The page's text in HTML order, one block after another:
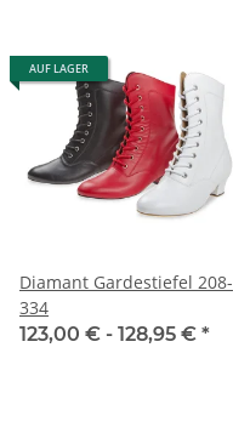
AUF LAGER
Diamant Gardestiefel 208-
334
123,00 € - 128,95 € *